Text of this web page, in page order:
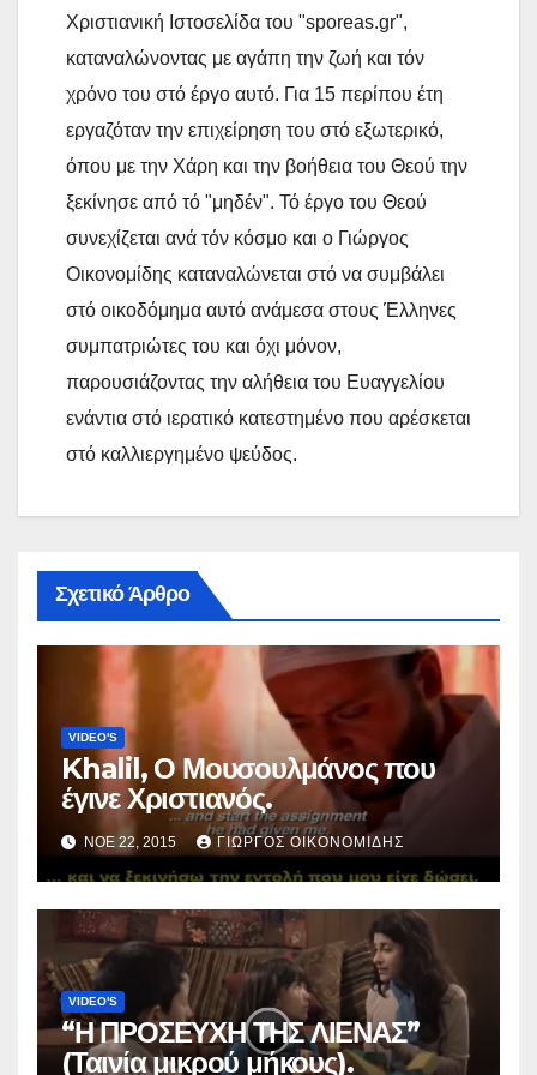
Χριστιανική Ιστοσελίδα του "sporeas.gr",
καταναλώνοντας με αγάπη την ζωή και τόν
χρόνο του στό έργο αυτό. Για 15 περίπου έτη
εργαζόταν την επιχείρηση του στό εξωτερικό,
όπου με την Χάρη και την βοήθεια του Θεού την
ξεκίνησε από τό "μηδέν". Τό έργο του Θεού
συνεχίζεται ανά τόν κόσμο και ο Γιώργος
Οικονομίδης καταναλώνεται στό να συμβάλει
στό οικοδόμημα αυτό ανάμεσα στους Έλληνες
συμπατριώτες του και όχι μόνον,
παρουσιάζοντας την αλήθεια του Ευαγγελίου
ενάντια στό ιερατικό κατεστημένο που αρέσκεται
στό καλλιεργημένο ψεύδος.
Σχετικό Άρθρο
VIDEO'S
Khalil, Ο Μουσουλμάνος που
έγινε Χριστιανός.
ΝΟΈ 22, 2015 ΓΙΏΡΓΟΣ ΟΙΚΟΝΟΜΊΔΗΣ
VIDEO'S
“Η ΠΡΟΣΕΥΧΗ ΤΗΣ ΛΙΕΝΑΣ”
(Ταινία μικρού μήκους).